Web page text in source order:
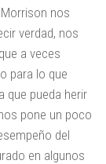
nos
verdad, nos
a veces
para lo que
que pueda herir
pone un poco
del
en algunos